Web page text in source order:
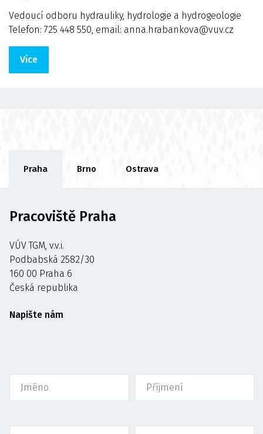
Vedoucí odboru hydrauliky, hydrologie a hydrogeologie
Telefon: 725 448 550, email: anna.hrabankova@vuv.cz
Více
Praha Brno Ostrava
Pracoviště Praha
VÚV TGM, v.v.i.
Podbabská 2582/30
160 00 Praha 6
Česká republika
Napište nám